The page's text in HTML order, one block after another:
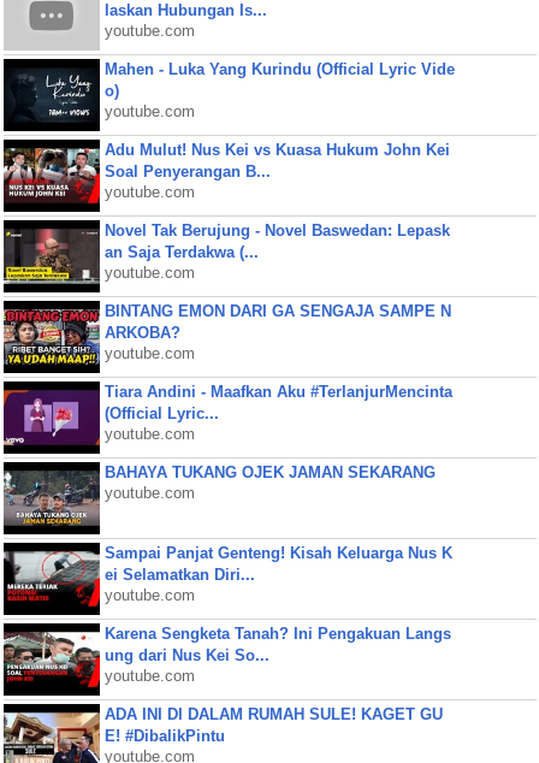
laskan Hubungan Is...
youtube.com
Mahen - Luka Yang Kurindu (Official Lyric Vide
o)
youtube.com
Adu Mulut! Nus Kei vs Kuasa Hukum John Kei
Soal Penyerangan B...
youtube.com
Novel Tak Berujung - Novel Baswedan: Lepask
an Saja Terdakwa (...
youtube.com
BINTANG EMON DARI GA SENGAJA SAMPE N
ARKOBA?
youtube.com
Tiara Andini - Maafkan Aku #TerlanjurMencinta
(Official Lyric...
youtube.com
BAHAYA TUKANG OJEK JAMAN SEKARANG
youtube.com
Sampai Panjat Genteng! Kisah Keluarga Nus K
ei Selamatkan Diri...
youtube.com
Karena Sengketa Tanah? Ini Pengakuan Langs
ung dari Nus Kei So...
youtube.com
ADA INI DI DALAM RUMAH SULE! KAGET GU
E! #DibalikPintu
youtube.com